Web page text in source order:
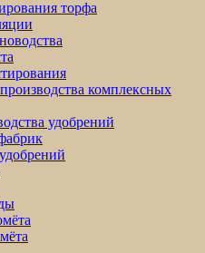
торфа
комплексных
удобрений